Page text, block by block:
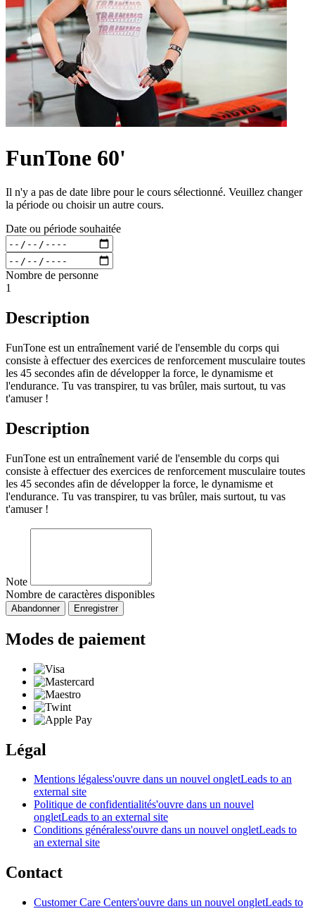
FunTone 60'
Il n'y a pas de date libre pour le cours sélectionné. Veuillez changer
la période ou choisir un autre cours.
Date ou période souhaitée
Nombre de personne
1
Description
FunTone est un entraînement varié de l'ensemble du corps qui
consiste à effectuer des exercices de renforcement musculaire toutes
les 45 secondes afin de développer la force, le dynamisme et
l'endurance. Tu vas transpirer, tu vas brûler, mais surtout, tu vas
t'amuser !
Description
FunTone est un entraînement varié de l'ensemble du corps qui
consiste à effectuer des exercices de renforcement musculaire toutes
les 45 secondes afin de développer la force, le dynamisme et
l'endurance. Tu vas transpirer, tu vas brûler, mais surtout, tu vas
t'amuser !
Note
Nombre de caractères disponibles
Abandonner Enregistrer
Modes de paiement
Légal
Mentions légaless'ouvre dans un nouvel ongletLeads to an
external site
Politique de confidentialités'ouvre dans un nouvel
ongletLeads to an external site
Conditions généraless'ouvre dans un nouvel ongletLeads to
an external site
Contact
Customer Care Centers'ouvre dans un nouvel ongletLeads to